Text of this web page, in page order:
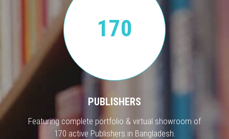
170
PUBLISHERS
Featuring complete portfolio & virtual showroom of
170 active Publishers in Bangladesh.